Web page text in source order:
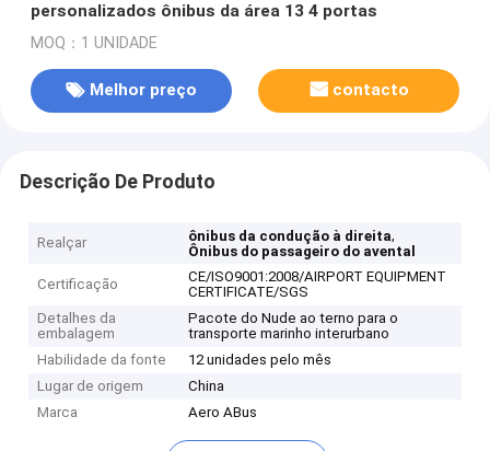
personalizados ônibus da área 13 4 portas
MOQ：1 UNIDADE
Melhor preço contacto
Descrição De Produto
Realçar ônibus da condução à direita,
Ônibus do passageiro do avental
Certificação
CE/ISO9001:2008/AIRPORT EQUIPMENT
CERTIFICATE/SGS
Detalhes da
embalagem
Pacote do Nude ao terno para o
transporte marinho interurbano
Habilidade da fonte
12 unidades pelo mês
Lugar de origem
China
Marca
Aero ABus